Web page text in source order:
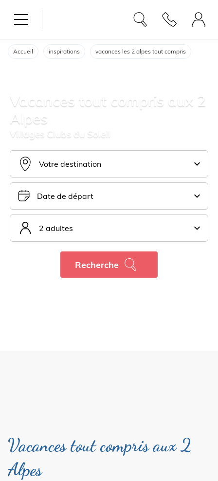
Accueil inspirations vacances les 2 alpes tout compris
Vacances tout compris aux 2
Alpes
Villages Clubs du Soleil
Votre destination
Date de départ
2 adultes
Recherche
Vacances tout compris aux 2
Alpes